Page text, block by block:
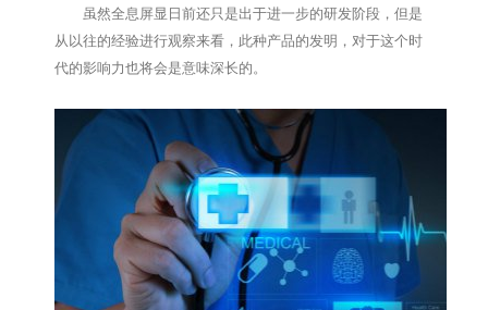
虽然全息屏显日前还只是出于进一步的研发阶段，但是
从以往的经验进行观察来看，此种产品的发明，对于这个时
代的影响力也将会是意味深长的。